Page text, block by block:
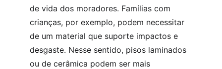
de vida dos moradores. Famílias com
crianças, por exemplo, podem necessitar
de um material que suporte impactos e
desgaste. Nesse sentido, pisos laminados
ou de cerâmica podem ser mais